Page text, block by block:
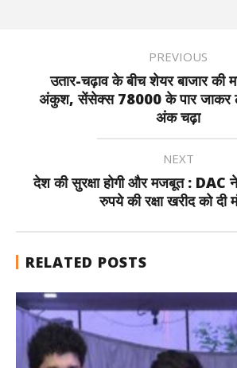
PREVIOUS
उतार-चढ़ाव के बीच शेयर बाजार की
अंकुश, सेंसेक्स 78000 के पार जाकर
अंक चढ़ा
NEXT
देश की सुरक्षा होगी और मजबूत :
रुपये की रक्षा खरीद को दी
RELATED POSTS